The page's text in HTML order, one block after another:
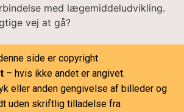
med lægemiddeludvikling.
vej at gå?
side er copyright
– hvis ikke andet er angivet.
eller anden gengivelse af billeder og
uden skriftlig tilladelse fra